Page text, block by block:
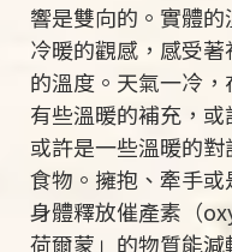
響是雙向的。實體
冷暖的觀感，感受
的溫度。天氣一冷
有些溫暖的補充，或
或許是一些溫暖的
食物。擁抱、牽手
身體釋放催產素（
荷爾蒙」的物質能